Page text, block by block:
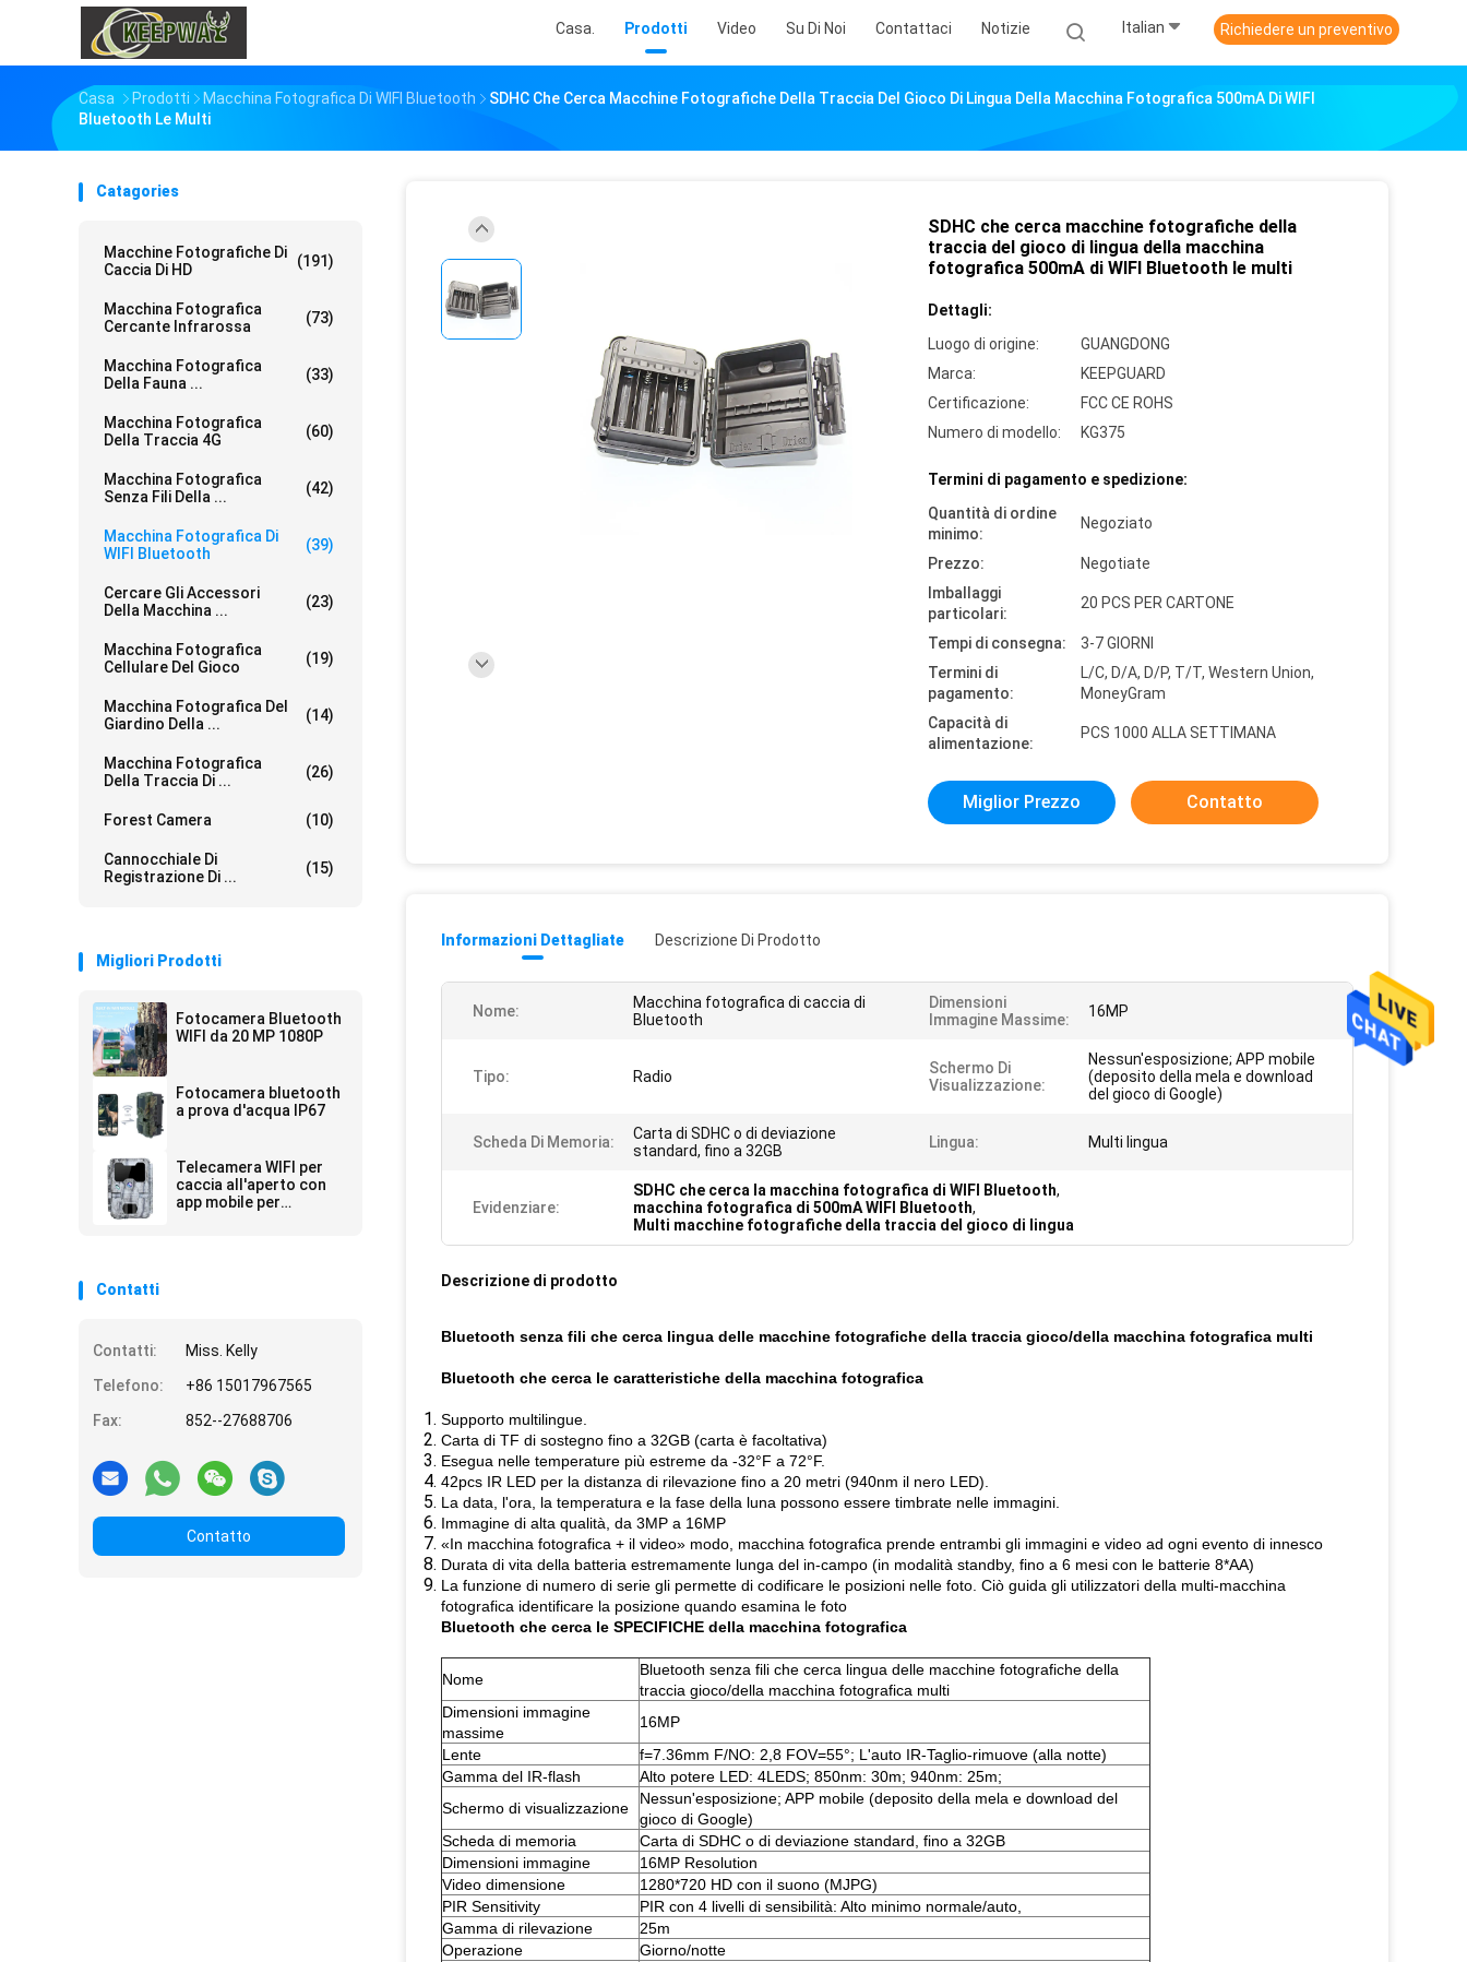
Casa. Prodotti Video Su Di Noi Contattaci Notizie Italian Richiedere un preventivo
Casa Prodotti Macchina Fotografica Di WIFI Bluetooth
SDHC Che Cerca Macchine Fotografiche Della Traccia Del Gioco Di Lingua Della Macchina Fotografica 500mA Di WIFI
Bluetooth Le Multi
Catagories
Macchine Fotografiche Di
Caccia Di HD
(191)
Macchina Fotografica
Cercante Infrarossa
(73)
Macchina Fotografica
Della Fauna ...
(33)
Macchina Fotografica
Della Traccia 4G
(60)
Macchina Fotografica
Senza Fili Della ...
(42)
Macchina Fotografica Di
WIFI Bluetooth
(39)
Cercare Gli Accessori
Della Macchina ...
(23)
Macchina Fotografica
Cellulare Del Gioco
(19)
Macchina Fotografica Del
Giardino Della ...
(14)
Macchina Fotografica
Della Traccia Di ...
(26)
Forest Camera (10)
Cannocchiale Di
Registrazione Di ...
(15)
Migliori Prodotti
Fotocamera Bluetooth
WIFI da 20 MP 1080P
Fotocamera bluetooth
a prova d'acqua IP67
Telecamera WIFI per
caccia all'aperto con
app mobile per
Contatti
Contatti:
Miss. Kelly
Telefono:
+86 15017967565
Fax:
852--27688706
Contatto
SDHC che cerca macchine fotografiche della
traccia del gioco di lingua della macchina
fotografica 500mA di WIFI Bluetooth le multi
Dettagli:
Luogo di origine:
GUANGDONG
Marca:
KEEPGUARD
Certificazione:
FCC CE ROHS
Numero di modello:
KG375
Termini di pagamento e spedizione:
Quantità di ordine
minimo:
Negoziato
Prezzo:
Negotiate
Imballaggi
particolari:
20 PCS PER CARTONE
Tempi di consegna:
3-7 GIORNI
Termini di
pagamento:
L/C, D/A, D/P, T/T, Western Union,
MoneyGram
Capacità di
alimentazione:
PCS 1000 ALLA SETTIMANA
Miglior Prezzo Contatto
Informazioni Dettagliate Descrizione Di Prodotto
Nome:
Macchina fotografica di caccia di
Bluetooth
Dimensioni
Immagine Massime:
16MP
Tipo: Radio
Schermo Di
Visualizzazione:
Nessun'esposizione; APP mobile
(deposito della mela e download
del gioco di Google)
Scheda Di Memoria:
Carta di SDHC o di deviazione
standard, fino a 32GB
Lingua: Multi lingua
Evidenziare:
SDHC che cerca la macchina fotografica di WIFI Bluetooth,
macchina fotografica di 500mA WIFI Bluetooth,
Multi macchine fotografiche della traccia del gioco di lingua
Descrizione di prodotto
Bluetooth senza fili che cerca lingua delle macchine fotografiche della traccia gioco/della macchina fotografica multi
Bluetooth che cerca le caratteristiche della macchina fotografica
Supporto multilingue.
Carta di TF di sostegno fino a 32GB (carta è facoltativa)
Esegua nelle temperature più estreme da -32°F a 72°F.
42pcs IR LED per la distanza di rilevazione fino a 20 metri (940nm il nero LED).
La data, l'ora, la temperatura e la fase della luna possono essere timbrate nelle immagini.
Immagine di alta qualità, da 3MP a 16MP
«In macchina fotografica + il video» modo, macchina fotografica prende entrambi gli immagini e video ad ogni evento di innesco
Durata di vita della batteria estremamente lunga del in-campo (in modalità standby, fino a 6 mesi con le batterie 8*AA)
La funzione di numero di serie gli permette di codificare le posizioni nelle foto. Ciò guida gli utilizzatori della multi-macchina
fotografica identificare la posizione quando esamina le foto
Bluetooth che cerca le SPECIFICHE della macchina fotografica
Nome
Bluetooth senza fili che cerca lingua delle macchine fotografiche della
traccia gioco/della macchina fotografica multi
Dimensioni immagine
massime
16MP
Lente
f=7.36mm F/NO: 2,8 FOV=55°; L'auto IR-Taglio-rimuove (alla notte)
Gamma del IR-flash
Alto potere LED: 4LEDS; 850nm: 30m; 940nm: 25m;
Schermo di visualizzazione
Nessun'esposizione; APP mobile (deposito della mela e download del
gioco di Google)
Scheda di memoria
Carta di SDHC o di deviazione standard, fino a 32GB
Dimensioni immagine
16MP Resolution
Video dimensione
1280*720 HD con il suono (MJPG)
PIR Sensitivity
PIR con 4 livelli di sensibilità: Alto minimo normale/auto,
Gamma di rilevazione
25m
Operazione
Giorno/notte